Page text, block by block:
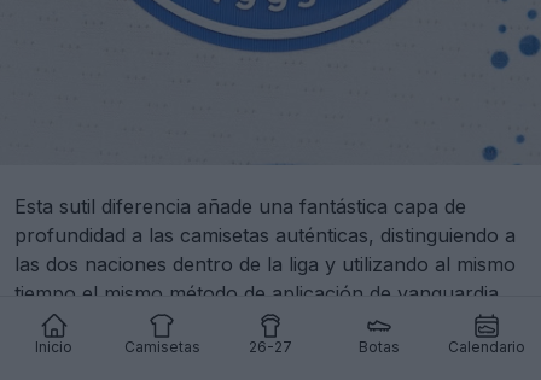
Inicio Camisetas 26-27 Botas Calendario
Esta sutil diferencia añade una fantástica capa de
profundidad a las camisetas auténticas, distinguiendo a
las dos naciones dentro de la liga y utilizando al mismo
tiempo el mismo método de aplicación de vanguardia.
¿Te gustan los patrones holográficos unificados de